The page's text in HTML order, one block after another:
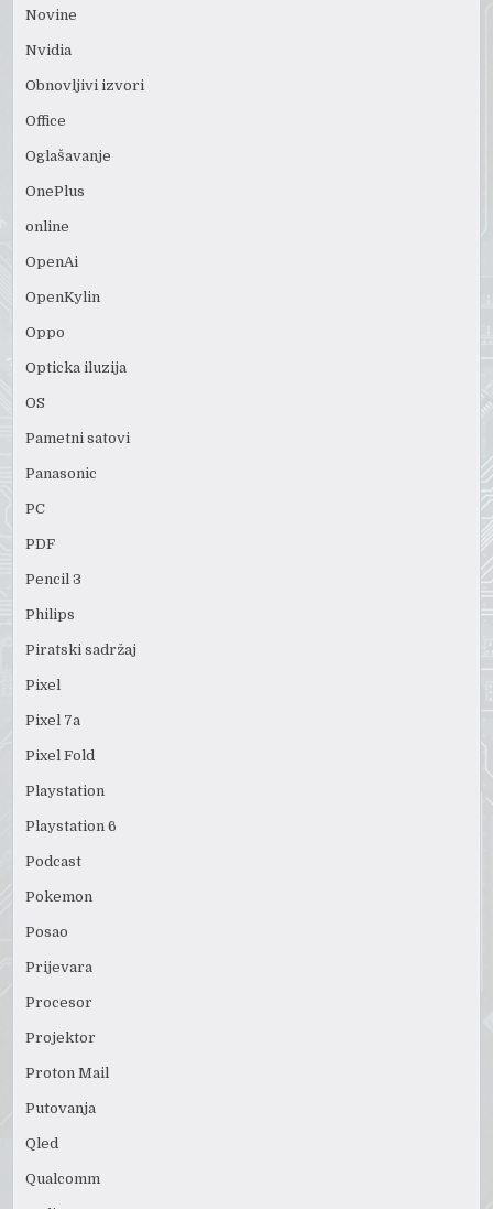
Novine
Nvidia
Obnovljivi izvori
Office
Oglašavanje
OnePlus
online
OpenAi
OpenKylin
Oppo
Opticka iluzija
OS
Pametni satovi
Panasonic
PC
PDF
Pencil 3
Philips
Piratski sadržaj
Pixel
Pixel 7a
Pixel Fold
Playstation
Playstation 6
Podcast
Pokemon
Posao
Prijevara
Procesor
Projektor
Proton Mail
Putovanja
Qled
Qualcomm